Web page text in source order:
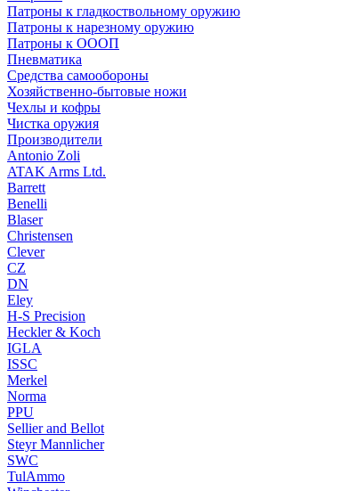
Патроны к гладкоствольному оружию
Патроны к нарезному оружию
Патроны к ОООП
Пневматика
Средства самообороны
Хозяйственно-бытовые ножи
Чехлы и кофры
Чистка оружия
Производители
Antonio Zoli
ATAK Arms Ltd.
Barrett
Benelli
Blaser
Christensen
Clever
CZ
DN
Eley
H-S Precision
Heckler & Koch
IGLA
ISSC
Merkel
Norma
PPU
Sellier and Bellot
Steyr Mannlicher
SWC
TulAmmo